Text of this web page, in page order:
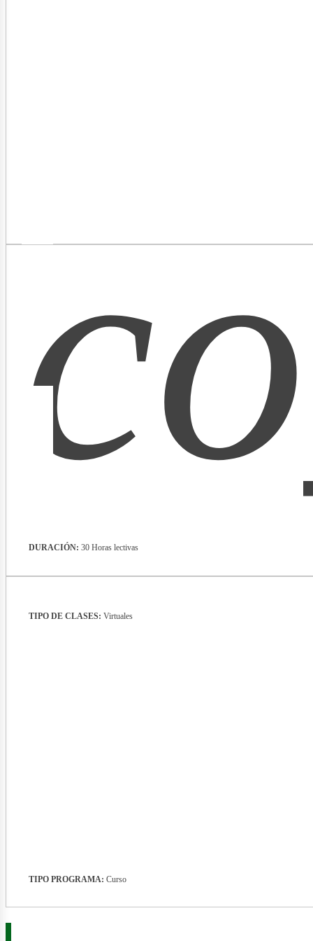
TIPO DE CLASES: Virtuales
DURACIÓN: 30 Horas lectivas
TIPO PROGRAMA: Curso